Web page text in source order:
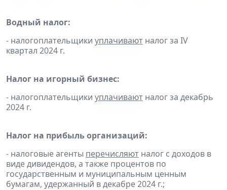
Водный налог:
- налогоплательщики уплачивают налог за IV
квартал 2024 г.
Налог на игорный бизнес:
- налогоплательщики уплачивают налог за декабрь
2024 г.
Налог на прибыль организаций:
- налоговые агенты перечисляют налог с доходов в
виде дивидендов, а также процентов по
государственным и муниципальным ценным
бумагам, удержанный в декабре 2024 г.;